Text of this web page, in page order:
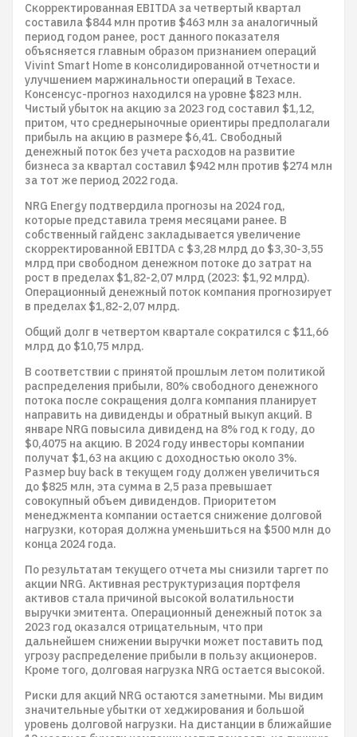
Скорректированная EBITDA за четвертый квартал
составила $844 млн против $463 млн за аналогичный
период годом ранее, рост данного показателя
объясняется главным образом признанием операций
Vivint Smart Home в консолидированной отчетности и
улучшением маржинальности операций в Техасе.
Консенсус-прогноз находился на уровне $823 млн.
Чистый убыток на акцию за 2023 год составил $1,12,
притом, что среднерыночные ориентиры предполагали
прибыль на акцию в размере $6,41. Свободный
денежный поток без учета расходов на развитие
бизнеса за квартал составил $942 млн против $274 млн
за тот же период 2022 года.
NRG Energy подтвердила прогнозы на 2024 год,
которые представила тремя месяцами ранее. В
собственный гайденс закладывается увеличение
скорректированной EBITDA с $3,28 млрд до $3,30-3,55
млрд при свободном денежном потоке до затрат на
рост в пределах $1,82-2,07 млрд (2023: $1,92 млрд).
Операционный денежный поток компания прогнозирует
в пределах $1,82-2,07 млрд.
Общий долг в четвертом квартале сократился с $11,66
млрд до $10,75 млрд.
В соответствии с принятой прошлым летом политикой
распределения прибыли, 80% свободного денежного
потока после сокращения долга компания планирует
направить на дивиденды и обратный выкуп акций. В
январе NRG повысила дивиденд на 8% год к году, до
$0,4075 на акцию. В 2024 году инвесторы компании
получат $1,63 на акцию с доходностью около 3%.
Размер buy back в текущем году должен увеличиться
до $825 млн, эта сумма в 2,5 раза превышает
совокупный объем дивидендов. Приоритетом
менеджмента компании остается снижение долговой
нагрузки, которая должна уменьшиться на $500 млн до
конца 2024 года.
По результатам текущего отчета мы снизили таргет по
акции NRG. Активная реструктуризация портфеля
активов стала причиной высокой волатильности
выручки эмитента. Операционный денежный поток за
2023 год оказался отрицательным, что при
дальнейшем снижении выручки может поставить под
угрозу распределение прибыли в пользу акционеров.
Кроме того, долговая нагрузка NRG остается высокой.
Риски для акций NRG остаются заметными. Мы видим
значительные убытки от хеджирования и большой
уровень долговой нагрузки. На дистанции в ближайшие